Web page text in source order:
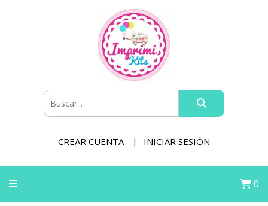
CREAR CUENTA INICIAR SESIÓN
0